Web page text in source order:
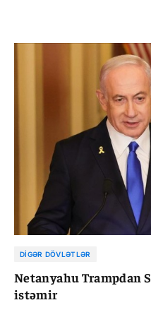
DIGƏR DÖVLƏTLƏR
Netanyahu Trampdan
istəmir